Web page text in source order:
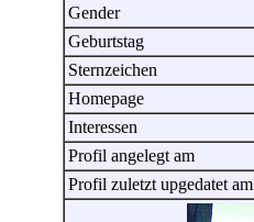
Gender
Geburtstag
Sternzeichen
Homepage
Interessen
Profil angelegt am
Profil zuletzt upgedatet am